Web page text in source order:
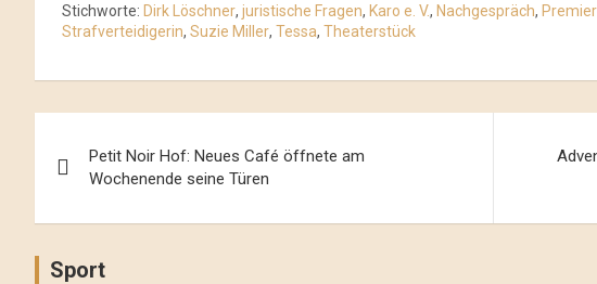
Stichworte: Dirk Löschner, juristische Fragen, Karo e. V., Nachgespräch,
Strafverteidigerin, Suzie Miller, Tessa, Theaterstück
Navigation
Petit Noir Hof: Neues Café öffnete am
Wochenende seine Türen
Sport